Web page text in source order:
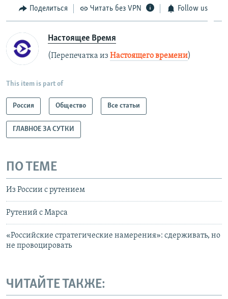
Поделиться Читать без VPN Follow us
Настоящее Время
(Перепечатка из Настоящего времени)
This item is part of
Россия Общество Все статьи
ГЛАВНОЕ ЗА СУТКИ
ПО ТЕМЕ
Из России с рутением
Рутений с Марса
«Российские стратегические намерения»: сдерживать, но
не провоцировать
ЧИТАЙТЕ ТАКЖЕ: